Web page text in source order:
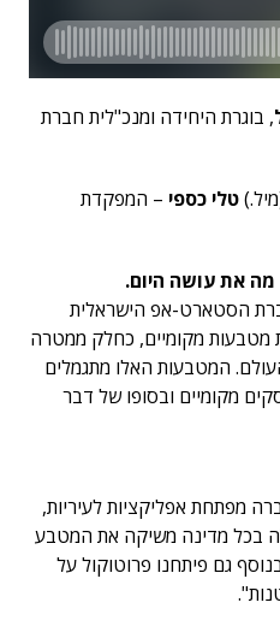
, בוגרת היחידה ומנכ"לית חברת
טלי כספי – המפקדת
מה את עושה היום.
הסטארט-אפ הישראלית
מטבעות מקומיים, כחלק ממטרה
המטבעות האלו מתגמלים
מקומיים ובסופו של דבר
מפתחת אפליקציות לעיריות,
בכל מדינה משיקה את המטבע
גם פיתחנו פרוטוקול על